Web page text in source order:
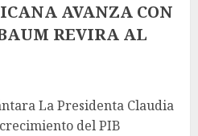
AVANZA CON
REVIRA AL
La Presidenta Claudia
del PIB